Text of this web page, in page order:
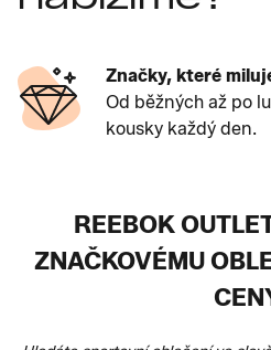
Značky, které
Od běžných až po
kousky každý den.
REEBOK
ZNAČKOVÉMU